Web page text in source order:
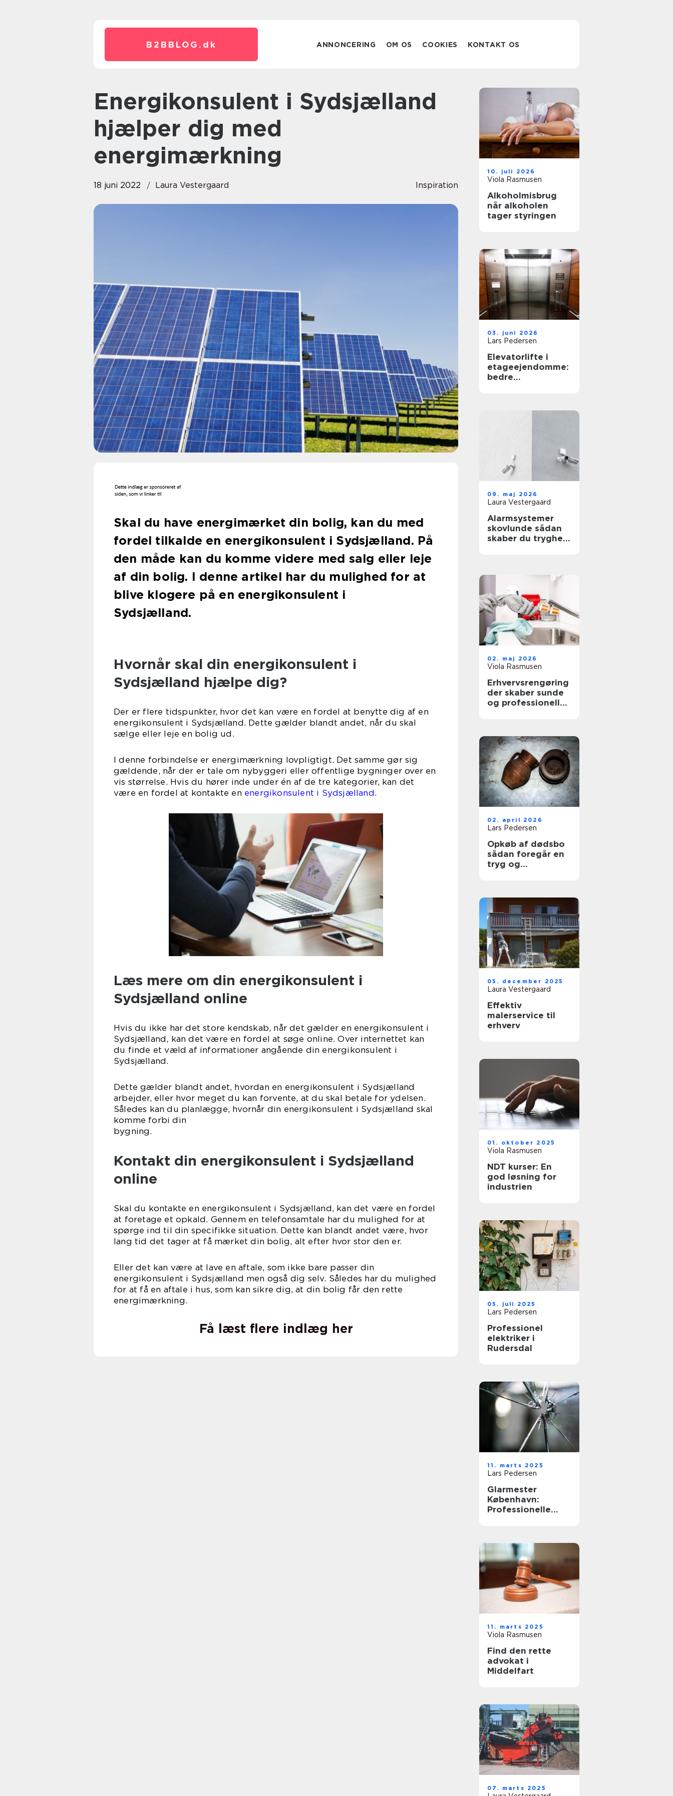
B2BBLOG. dk ANNONCERING OM OS COOKIES KONTAKT OS
Energikonsulent i Sydsjælland
hjælper dig med
energimærkning
18 juni 2022 Laura Vestergaard Inspiration
Skal du have energimærket din bolig, kan du med
fordel tilkalde en energikonsulent i Sydsjælland. På
den måde kan du komme videre med salg eller leje
af din bolig. I denne artikel har du mulighed for at
blive klogere på en energikonsulent i
Sydsjælland.
Hvornår skal din energikonsulent i
Sydsjælland hjælpe dig?
Der er flere tidspunkter, hvor det kan være en fordel at benytte dig af en
energikonsulent i Sydsjælland. Dette gælder blandt andet, når du skal
sælge eller leje en bolig ud.
I denne forbindelse er energimærkning lovpligtigt. Det samme gør sig
gældende, når der er tale om nybyggeri eller offentlige bygninger over en
vis størrelse. Hvis du hører inde under én af de tre kategorier, kan det
være en fordel at kontakte en energikonsulent i Sydsjælland.
Læs mere om din energikonsulent i
Sydsjælland online
Hvis du ikke har det store kendskab, når det gælder en energikonsulent i
Sydsjælland, kan det være en fordel at søge online. Over internettet kan
du finde et væld af informationer angående din energikonsulent i
Sydsjælland.
Dette gælder blandt andet, hvordan en energikonsulent i Sydsjælland
arbejder, eller hvor meget du kan forvente, at du skal betale for ydelsen.
Således kan du planlægge, hvornår din energikonsulent i Sydsjælland skal
komme forbi din
bygning.
Kontakt din energikonsulent i Sydsjælland
online
Skal du kontakte en energikonsulent i Sydsjælland, kan det være en fordel
at foretage et opkald. Gennem en telefonsamtale har du mulighed for at
spørge ind til din specifikke situation. Dette kan blandt andet være, hvor
lang tid det tager at få mærket din bolig, alt efter hvor stor den er.
Eller det kan være at lave en aftale, som ikke bare passer din
energikonsulent i Sydsjælland men også dig selv. Således har du mulighed
for at få en aftale i hus, som kan sikre dig, at din bolig får den rette
energimærkning.
Få læst flere indlæg her
10. juli 2026
Viola Rasmusen
Alkoholmisbrug
når alkoholen
tager styringen
03. juni 2026
Lars Pedersen
Elevatorlifte i
etageejendomme:
bedre
09. maj 2026
Laura Vestergaard
Alarmsystemer
skovlunde sådan
skaber du tryghed
02. maj 2026
Viola Rasmusen
Erhvervsrengøring
der skaber sunde
og professionelle
02. april 2026
Lars Pedersen
Opkøb af dødsbo
sådan foregår en
tryg og
05. december 2025
Laura Vestergaard
Effektiv
malerservice til
erhverv
01. oktober 2025
Viola Rasmusen
NDT kurser: En
god løsning for
industrien
05. juli 2025
Lars Pedersen
Professionel
elektriker i
Rudersdal
11. marts 2025
Lars Pedersen
Glarmester
København:
Professionelle
11. marts 2025
Viola Rasmusen
Find den rette
advokat i
Middelfart
07. marts 2025